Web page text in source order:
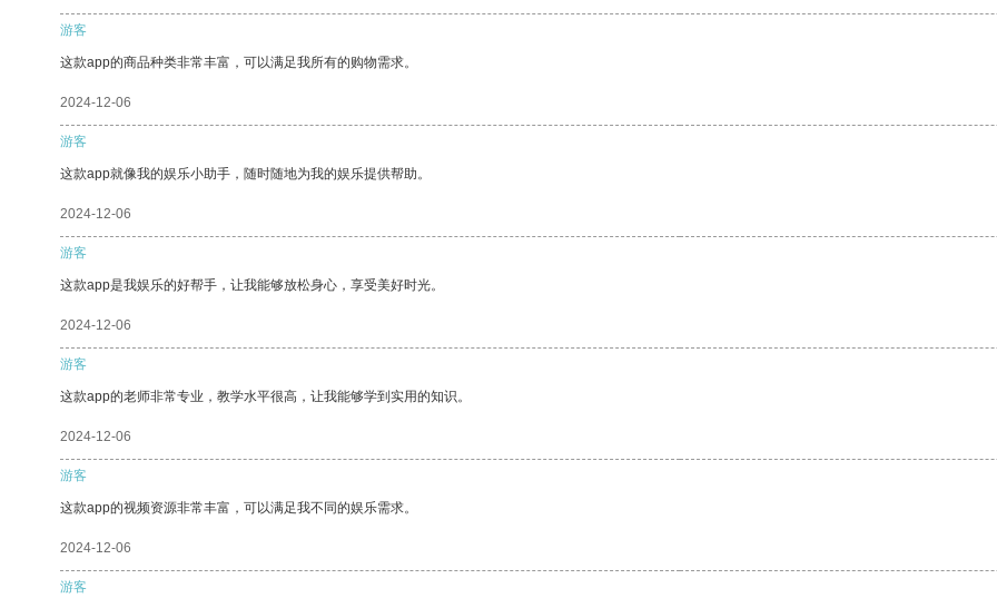
游客
这款app的商品种类非常丰富，可以满足我所有的购物需求。
2024-12-06
游客
这款app就像我的娱乐小助手，随时随地为我的娱乐提供帮助。
2024-12-06
游客
这款app是我娱乐的好帮手，让我能够放松身心，享受美好时光。
2024-12-06
游客
这款app的老师非常专业，教学水平很高，让我能够学到实用的知识。
2024-12-06
游客
这款app的视频资源非常丰富，可以满足我不同的娱乐需求。
2024-12-06
游客